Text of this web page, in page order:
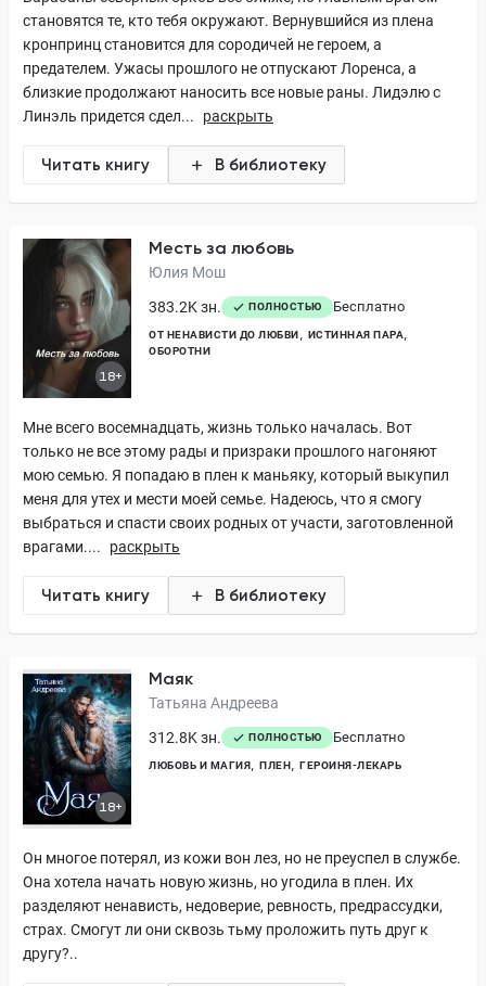
становятся те, кто тебя окружают. Вернувшийся из плена
кронпринц становится для сородичей не героем, а
предателем. Ужасы прошлого не отпускают Лоренса, а
близкие продолжают наносить все новые раны. Лидэлю с
Линэль придется сдел...
раскрыть
Читать книгу В библиотеку
18+
Месть за любовь
Юлия Мош
383.2K зн.
ПОЛНОСТЬЮ Бесплатно
ОТ НЕНАВИСТИ ДО ЛЮБВИ
ИСТИННАЯ ПАРА
ОБОРОТНИ
Мне всего восемнадцать, жизнь только началась. Вот
только не все этому рады и призраки прошлого нагоняют
мою семью. Я попадаю в плен к маньяку, который выкупил
меня для утех и мести моей семье. Надеюсь, что я смогу
выбраться и спасти своих родных от участи, заготовленной
врагами....
раскрыть
Читать книгу В библиотеку
18+
Маяк
Татьяна Андреева
312.8K зн.
ПОЛНОСТЬЮ Бесплатно
ЛЮБОВЬ И МАГИЯ ПЛЕН ГЕРОИНЯ-ЛЕКАРЬ
Он многое потерял, из кожи вон лез, но не преуспел в службе.
Она хотела начать новую жизнь, но угодила в плен. Их
разделяют ненависть, недоверие, ревность, предрассудки,
страх. Смогут ли они сквозь тьму проложить путь друг к
другу?..